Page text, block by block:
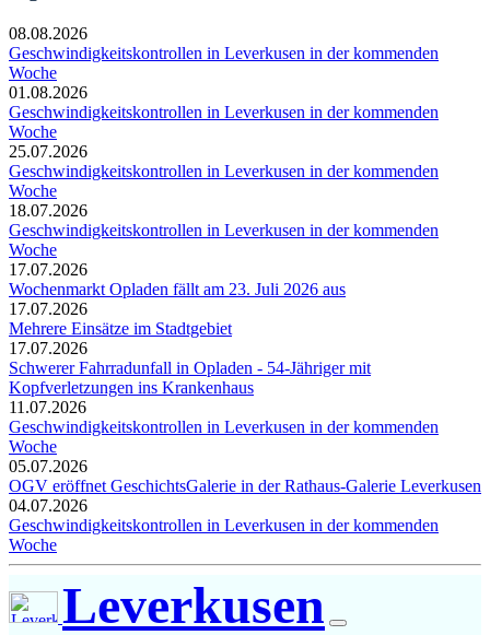
08.08.2026
Geschwindigkeitskontrollen in Leverkusen in der kommenden
Woche
01.08.2026
Geschwindigkeitskontrollen in Leverkusen in der kommenden
Woche
25.07.2026
Geschwindigkeitskontrollen in Leverkusen in der kommenden
Woche
18.07.2026
Geschwindigkeitskontrollen in Leverkusen in der kommenden
Woche
17.07.2026
Wochenmarkt Opladen fällt am 23. Juli 2026 aus
17.07.2026
Mehrere Einsätze im Stadtgebiet
17.07.2026
Schwerer Fahrradunfall in Opladen - 54-Jähriger mit
Kopfverletzungen ins Krankenhaus
11.07.2026
Geschwindigkeitskontrollen in Leverkusen in der kommenden
Woche
05.07.2026
OGV eröffnet GeschichtsGalerie in der Rathaus-Galerie Leverkusen
04.07.2026
Geschwindigkeitskontrollen in Leverkusen in der kommenden
Woche
Leverkusen